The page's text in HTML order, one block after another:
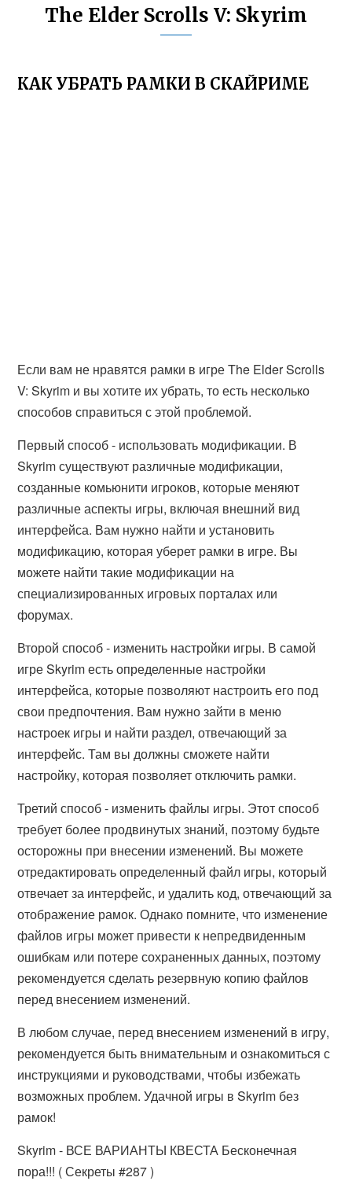
The Elder Scrolls V: Skyrim
КАК УБРАТЬ РАМКИ В СКАЙРИМЕ
Если вам не нравятся рамки в игре The Elder Scrolls
V: Skyrim и вы хотите их убрать, то есть несколько
способов справиться с этой проблемой.
Первый способ - использовать модификации. В
Skyrim существуют различные модификации,
созданные комьюнити игроков, которые меняют
различные аспекты игры, включая внешний вид
интерфейса. Вам нужно найти и установить
модификацию, которая уберет рамки в игре. Вы
можете найти такие модификации на
специализированных игровых порталах или
форумах.
Второй способ - изменить настройки игры. В самой
игре Skyrim есть определенные настройки
интерфейса, которые позволяют настроить его под
свои предпочтения. Вам нужно зайти в меню
настроек игры и найти раздел, отвечающий за
интерфейс. Там вы должны сможете найти
настройку, которая позволяет отключить рамки.
Третий способ - изменить файлы игры. Этот способ
требует более продвинутых знаний, поэтому будьте
осторожны при внесении изменений. Вы можете
отредактировать определенный файл игры, который
отвечает за интерфейс, и удалить код, отвечающий за
отображение рамок. Однако помните, что изменение
файлов игры может привести к непредвиденным
ошибкам или потере сохраненных данных, поэтому
рекомендуется сделать резервную копию файлов
перед внесением изменений.
В любом случае, перед внесением изменений в игру,
рекомендуется быть внимательным и ознакомиться с
инструкциями и руководствами, чтобы избежать
возможных проблем. Удачной игры в Skyrim без
рамок!
Skyrim - ВСЕ ВАРИАНТЫ КВЕСТА Бесконечная
пора!!! ( Секреты #287 )